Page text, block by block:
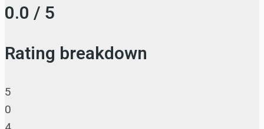
0.0 / 5
Rating breakdown
5
0